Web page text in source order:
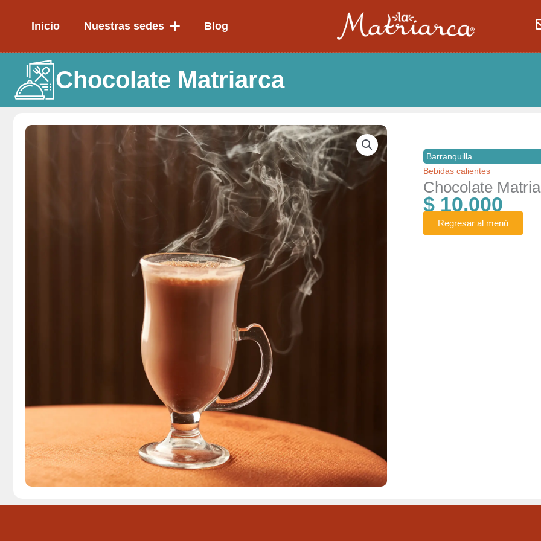
Inicio Nuestras sedes Blog
Chocolate Matriarca
Barranquilla
Bebidas calientes
Chocolate
$ 10.000
Regresar al menú